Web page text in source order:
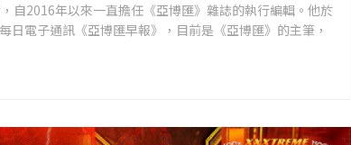
自2016年以來一直擔任《亞博匯》雜誌的執行編輯。他於
日電子通訊《亞博匯早報》，目前是《亞博匯》的主筆，